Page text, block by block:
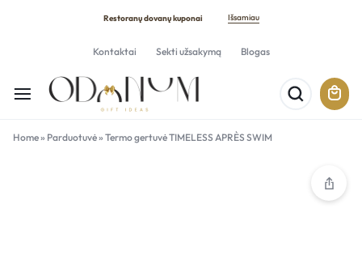
Restoranų dovanų kuponai Išsamiau
Kontaktai Sekti užsakymą Blogas
Home» Parduotuvė» Termo gertuvė TIMELESS APRÈS SWIM